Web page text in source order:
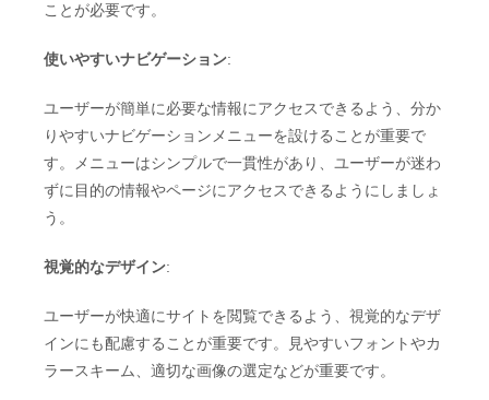
ことが必要です。
使いやすいナビゲーション:
ユーザーが簡単に必要な情報にアクセスできるよう、分か
りやすいナビゲーションメニューを設けることが重要で
す。メニューはシンプルで一貫性があり、ユーザーが迷わ
ずに目的の情報やページにアクセスできるようにしましょ
う。
視覚的なデザイン:
ユーザーが快適にサイトを閲覧できるよう、視覚的なデザ
インにも配慮することが重要です。見やすいフォントやカ
ラースキーム、適切な画像の選定などが重要です。